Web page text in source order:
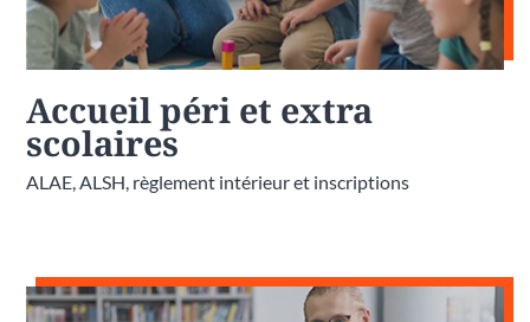
Accueil péri et extra
scolaires
ALAE, ALSH, règlement intérieur et inscriptions